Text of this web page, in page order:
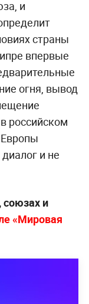
и
страны
впервые
огня, вывод
российском
и не
союзах и
«Мировая